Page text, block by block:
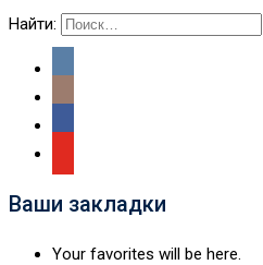
Найти:
Ваши закладки
Your favorites will be here.